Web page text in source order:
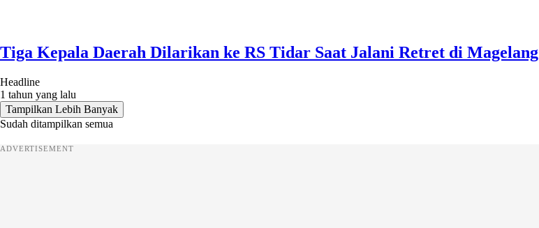
Tiga Kepala Daerah Dilarikan ke RS Tidar Saat Jalani Retret di Magelang
Headline
1 tahun yang lalu
Tampilkan Lebih Banyak
Sudah ditampilkan semua
ADVERTISEMENT